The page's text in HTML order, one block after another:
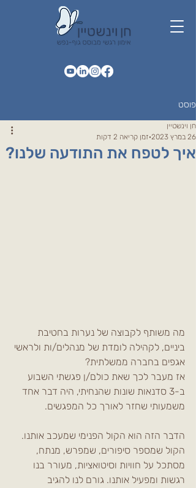
פוסט
איך לטפח את התודעה שלנו?
חן וינשטיין
26 במרץ 2023
זמן קריאה 2 דקות
מה משותף לקבוצה של נערות בחטיבת
ביניים, לקהילה לומדת של מנהלים/ות ולראשי
אגפים בחברה ממשלתית?
אז מעבר לכך שאת כולם/ן פגשתי השבוע
ב-3 סדנאות שונות שהנחיתי, היה דבר אחד
משמעותי שחזר לאורך כל המפגשים.
הדבר הזה הוא הקול הפנימי שמעכב אותנו.
הקול שמספר סיפורים, שמפרש, מנתח,
מסתכל על חוויות וסיטואציות, מעורר בנו
רגשות ומפעיל אותנו. גורם לנו להגיב